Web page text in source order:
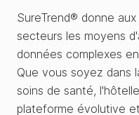
SureTrend® donne
secteurs les moyens
données complexes
Que vous soyez dans
soins de santé,
plateforme évolutive